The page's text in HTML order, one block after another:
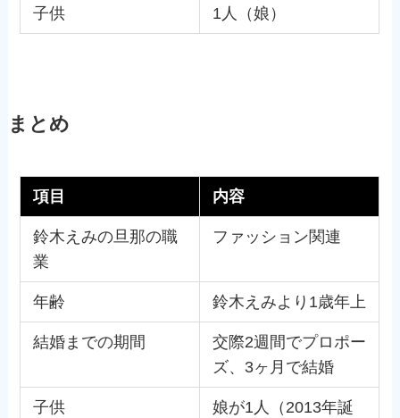
子供 1人（娘）
まとめ
項目 内容
鈴木えみの旦那の職
業
ファッション関連
年齢 鈴木えみより1歳年上
結婚までの期間
交際2週間でプロポー
ズ、3ヶ月で結婚
子供
娘が1人（2013年誕